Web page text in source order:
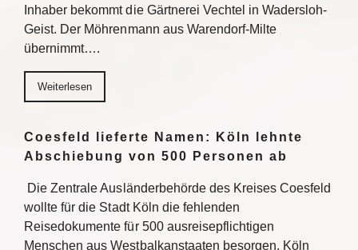
Inhaber bekommt die Gärtnerei Vechtel in Wadersloh-
Geist. Der Möhrenmann aus Warendorf-Milte
übernimmt….
Weiterlesen
Coesfeld lieferte Namen: Köln lehnte
Abschiebung von 500 Personen ab
Die Zentrale Ausländerbehörde des Kreises Coesfeld
wollte für die Stadt Köln die fehlenden
Reisedokumente für 500 ausreisepflichtigen
Menschen aus Westbalkanstaaten besorgen. Köln